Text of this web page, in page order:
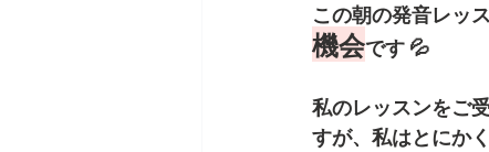
この朝の発音レッ
機会です 💦
私のレッスンをご
すが、私はとにか